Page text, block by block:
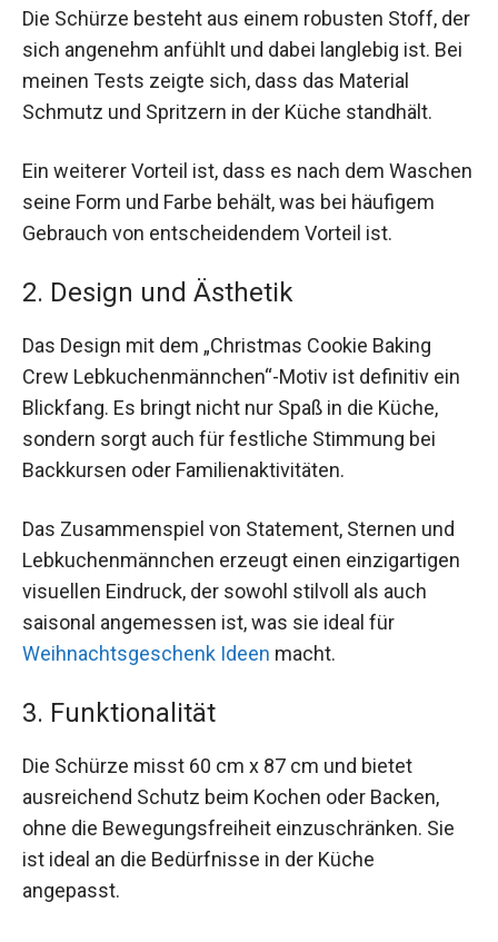
Die Schürze besteht aus einem robusten Stoff, der
sich angenehm anfühlt und dabei langlebig ist. Bei
meinen Tests zeigte sich, dass das Material
Schmutz und Spritzern in der Küche standhält.
Ein weiterer Vorteil ist, dass es nach dem Waschen
seine Form und Farbe behält, was bei häufigem
Gebrauch von entscheidendem Vorteil ist.
2. Design und Ästhetik
Das Design mit dem „Christmas Cookie Baking
Crew Lebkuchenmännchen“-Motiv ist definitiv ein
Blickfang. Es bringt nicht nur Spaß in die Küche,
sondern sorgt auch für festliche Stimmung bei
Backkursen oder Familienaktivitäten.
Das Zusammenspiel von Statement, Sternen und
Lebkuchenmännchen erzeugt einen einzigartigen
visuellen Eindruck, der sowohl stilvoll als auch
saisonal angemessen ist, was sie ideal für
Weihnachtsgeschenk Ideen macht.
3. Funktionalität
Die Schürze misst 60 cm x 87 cm und bietet
ausreichend Schutz beim Kochen oder Backen,
ohne die Bewegungsfreiheit einzuschränken. Sie
ist ideal an die Bedürfnisse in der Küche
angepasst.